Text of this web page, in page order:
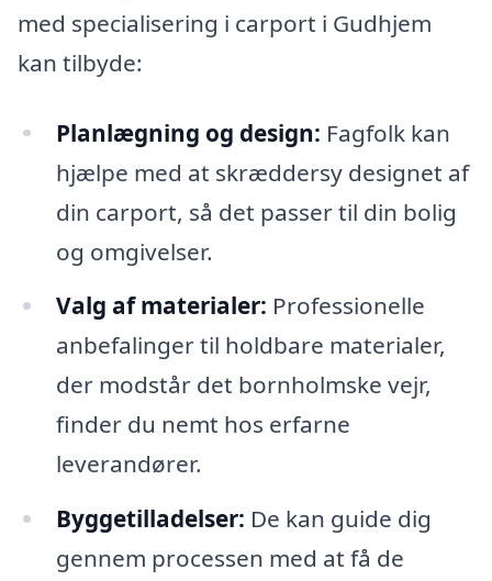
med specialisering i carport i Gudhjem
kan tilbyde:
Planlægning og design: Fagfolk kan
hjælpe med at skræddersy designet af
din carport, så det passer til din bolig
og omgivelser.
Valg af materialer: Professionelle
anbefalinger til holdbare materialer,
der modstår det bornholmske vejr,
finder du nemt hos erfarne
leverandører.
Byggetilladelser: De kan guide dig
gennem processen med at få de